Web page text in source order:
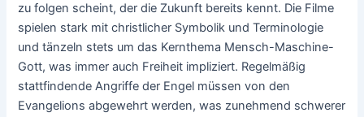
zu folgen scheint, der die Zukunft bereits kennt. Die Filme
spielen stark mit christlicher Symbolik und Terminologie
und tänzeln stets um das Kernthema Mensch-Maschine-
Gott, was immer auch Freiheit impliziert. Regelmäßig
stattfindende Angriffe der Engel müssen von den
Evangelions abgewehrt werden, was zunehmend schwerer